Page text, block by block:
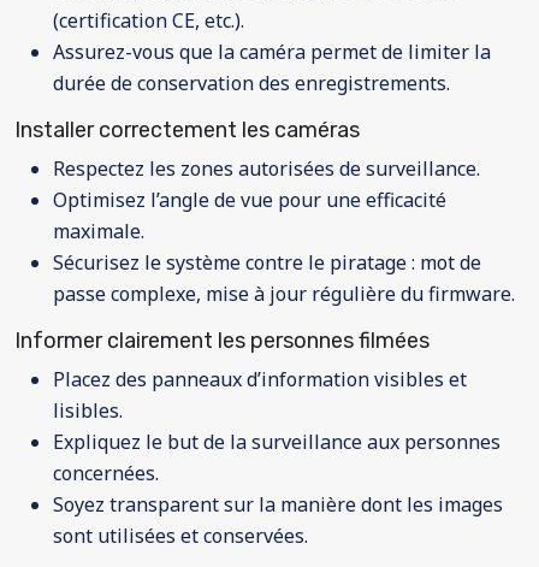
(certification CE, etc.).
Assurez-vous que la caméra permet de limiter la
durée de conservation des enregistrements.
Installer correctement les caméras
Respectez les zones autorisées de surveillance.
Optimisez l’angle de vue pour une efficacité
maximale.
Sécurisez le système contre le piratage : mot de
passe complexe, mise à jour régulière du firmware.
Informer clairement les personnes filmées
Placez des panneaux d’information visibles et
lisibles.
Expliquez le but de la surveillance aux personnes
concernées.
Soyez transparent sur la manière dont les images
sont utilisées et conservées.